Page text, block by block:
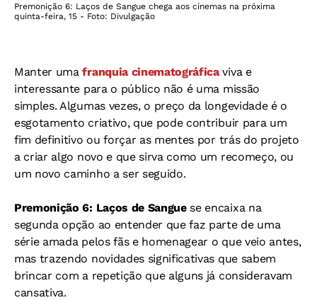
Premonição 6: Laços de Sangue chega aos cinemas na próxima
quinta-feira, 15 - Foto: Divulgação
Manter umafranquia cinematográficaviva e
interessante para o público não é uma missão
simples. Algumas vezes, o preço da longevidade é o
esgotamento criativo, que pode contribuir para um
fim definitivo ou forçar as mentes por trás do projeto
a criar algo novo e que sirva como um recomeço, ou
um novo caminho a ser seguido.
Premonição 6: Laços de Sangue se encaixa na
segunda opção ao entender que faz parte de uma
série amada pelos fãs e homenagear o que veio antes,
mas trazendo novidades significativas que sabem
brincar com a repetição que alguns já consideravam
cansativa.